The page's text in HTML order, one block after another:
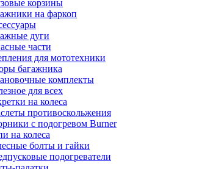
корзины
на фаркоп
дуги
части
для мототехники
багажника
комплекты
для всех
на колеса
противоскольжения
с подогревом Burner
на колеса
болты и гайки
подогреватели